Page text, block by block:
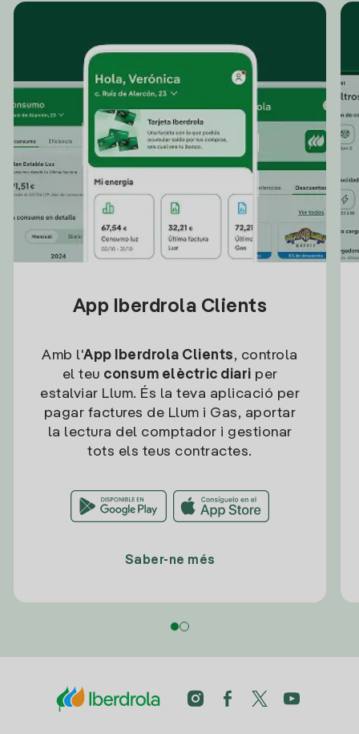
App Iberdrola Clients
Amb l'App Iberdrola Clients, controla
el teu consum elèctric diari per
estalviar Llum. És la teva aplicació per
pagar factures de Llum i Gas, aportar
la lectura del comptador i gestionar
tots els teus contractes.
Saber-ne més